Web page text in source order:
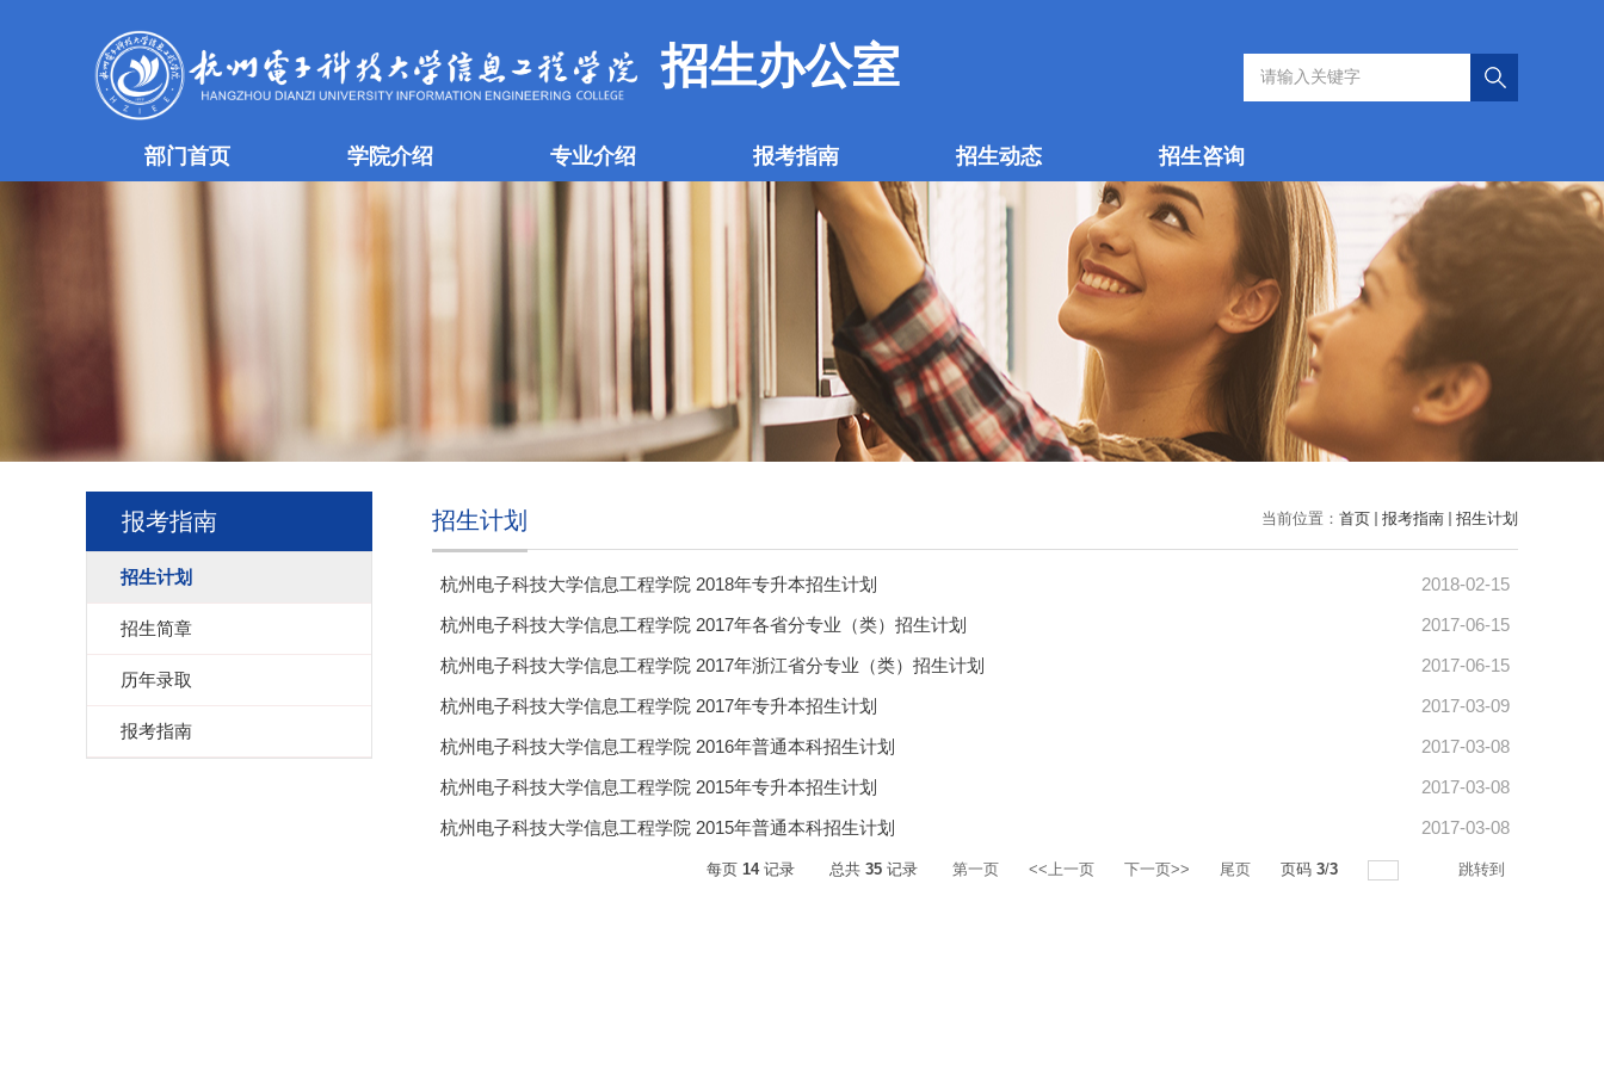
招生办公室
部门首页 学院介绍 专业介绍 报考指南 招生动态 招生咨询
报考指南
招生计划
招生简章
历年录取
报考指南
当前位置： 首页 报考指南 招生计划
招生计划
杭州电子科技大学信息工程学院 2018年专升本招生计划
2018-02-15
杭州电子科技大学信息工程学院 2017年各省分专业（类）招生计划
2017-06-15
杭州电子科技大学信息工程学院 2017年浙江省分专业（类）招生计划
2017-06-15
杭州电子科技大学信息工程学院 2017年专升本招生计划
2017-03-09
杭州电子科技大学信息工程学院 2016年普通本科招生计划
2017-03-08
杭州电子科技大学信息工程学院 2015年专升本招生计划
2017-03-08
杭州电子科技大学信息工程学院 2015年普通本科招生计划
2017-03-08
每页 14记录 总共 35 记录 第一页 <<上一页 下一页>> 尾页 页码 3/3 跳转到